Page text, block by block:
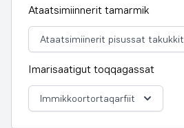
Ataatsimiinnerit tamarmik
Ataatsimiinerit pisussat takukkit
Imarisaatigut toqqagassat
Immikkoortortaqarfiit